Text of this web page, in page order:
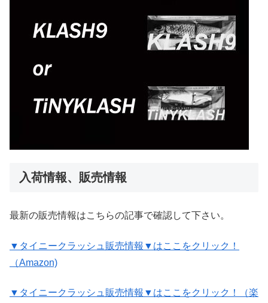
入荷情報、販売情報
最新の販売情報はこちらの記事で確認して下さい。
▼タイニークラッシュ販売情報▼はここをクリック！
（Amazon)
▼タイニークラッシュ販売情報▼はここをクリック！（楽